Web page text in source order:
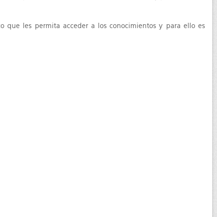
que les permita acceder a los conocimientos y para ello es